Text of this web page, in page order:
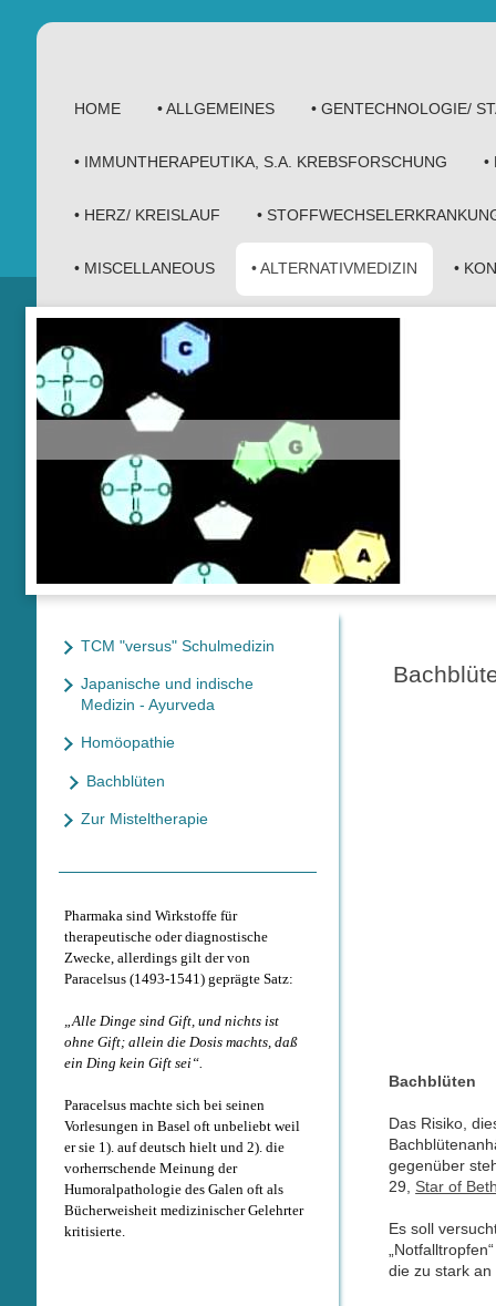
HOME • ALLGEMEINES • GENTECHNOLOGIE/
• IMMUNTHERAPEUTIKA, S.A. KREBSFORSCHUNG •
• HERZ/ KREISLAUF •
• MISCELLANEOUS • ALTERNATIVMEDIZIN •
Bachblüten
Das Risiko,
gegenüber
29, Star of
Es soll
die zu stark
TCM "versus" Schulmedizin
Japanische und indische
Medizin - Ayurveda
Homöopathie
Bachblüten
Zur Misteltherapie
Pharmaka sind Wirkstoffe für
therapeutische oder diagnostische
Zwecke, allerdings gilt der von
Paracelsus (1493-1541) geprägte Satz:
„Alle Dinge sind Gift, und nichts ist
ohne Gift; allein die Dosis machts, daß
ein Ding kein Gift sei“.
Paracelsus machte sich bei seinen
Vorlesungen in Basel oft unbeliebt weil
er sie 1). auf deutsch hielt und 2). die
vorherrschende Meinung der
Humoralpathologie des Galen oft als
Bücherweisheit medizinischer Gelehrter
kritisierte.